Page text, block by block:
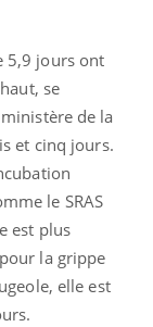
5,9 jours ont
se
de la
et cinq jours.
le SRAS
est plus
la grippe
elle est